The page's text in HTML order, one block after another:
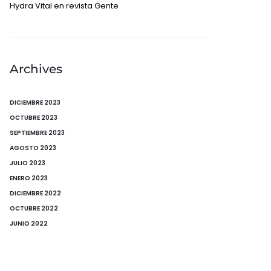
Hydra Vital en revista Gente
Archives
DICIEMBRE 2023
OCTUBRE 2023
SEPTIEMBRE 2023
AGOSTO 2023
JULIO 2023
ENERO 2023
DICIEMBRE 2022
OCTUBRE 2022
JUNIO 2022